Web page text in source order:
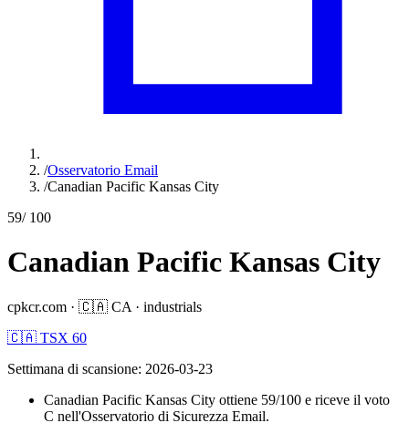
/Osservatorio Email
/Canadian Pacific Kansas City
59/ 100
Canadian Pacific Kansas City
cpkcr.com · 🇨🇦 CA · industrials
🇨🇦 TSX 60
Settimana di scansione: 2026-03-23
Canadian Pacific Kansas City ottiene 59/100 e riceve il voto
C nell'Osservatorio di Sicurezza Email.